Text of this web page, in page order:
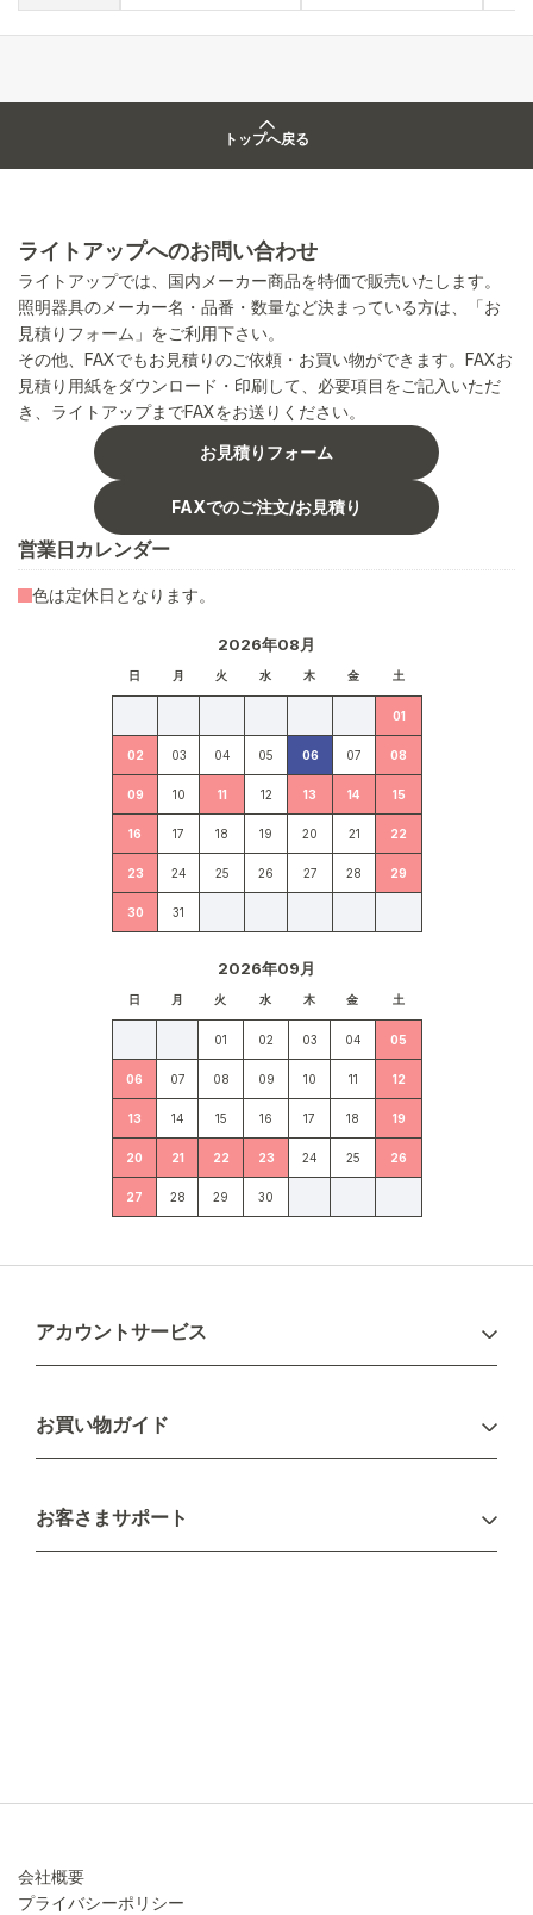
トップへ戻る
ライトアップへのお問い合わせ
ライトアップでは、国内メーカー商品を特価で販売いたします。
照明器具のメーカー名・品番・数量など決まっている方は、「お
見積りフォーム」をご利用下さい。
その他、FAXでもお見積りのご依頼・お買い物ができます。FAXお
見積り用紙をダウンロード・印刷して、必要項目をご記入いただ
き、ライトアップまでFAXをお送りください。
お見積りフォーム
FAXでのご注文/お見積り
営業日カレンダー
2026年08月
日 月 火 水 木 金 土
01
02 03 04 05 06 07 08
09 10 11 12 13 14 15
16 17 18 19 20 21 22
23 24 25 26 27 28 29
30 31
2026年09月
日 月 火 水 木 金 土
01 02 03 04 05
06 07 08 09 10 11 12
13 14 15 16 17 18 19
20 21 22 23 24 25 26
27 28 29 30
色は定休日となります。
アカウントサービス
新規会員登録
お買い物ガイド
配送について
不良品・返品について
お客さまサポート
会社概要
プライバシーポリシー